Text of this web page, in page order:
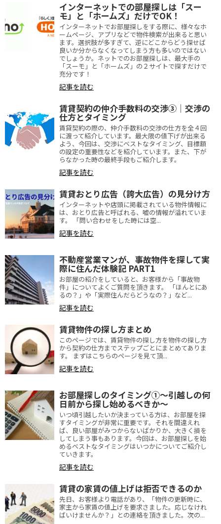
インターネットでの部屋探しは「スー
モ」と「ホームズ」だけでOK！
インターネットでお部屋探しをする際に、様々なホ
ームページ、アプリなどで物件検索が出来ると思い
ます。選択肢が多すぎて、逆にどこからどう探せば
良いか分からなくなってしまう方も多いのではない
でしょうか。ネットでのお部屋探しは、最大手の
「スーモ」と「ホームズ」の２サイトで探すだけで
充分です！
記事を読む
賃貸契約の仲介手数料の交渉③｜交渉の
仕方とタイミング
賃貸契約の際の、仲介手数料の交渉の仕方を全４回
に渡って紹介しています。最大限の値下げが出来る
よう、今回は、交渉にベストなタイミング、目標額
の設定の重要性などを紹介しています。また、下が
らなかった時の最終手段もご紹介します。
記事を読む
賃貸おとり広告（誇大広告）の見分け方
インターネットや店頭に掲載されている物件情報に
は、おとり広告と呼ばれる、嘘の情報が溢れていま
す。 「問い合わせをした時には空...
記事を読む
不動産営業マンが、事故物件を探して実
際に住んだ体験記 PART1
お部屋の紹介をしていると、お客様から「事故物
件」についてよくご質問を頂きます。 「ほんとにあ
るの？」や「実際住んだらどうなの？」など...
記事を読む
賃貸物件の探し方まとめ
このページでは、賃貸物件の探し方を物件の探し方
から契約の仕方までステップごとにまとめてありま
す。 まずはこちらのページを見て頂...
記事を読む
お部屋探しのタイミング①～引越しの何
日前から探し始めるべきか～
いつ頃引越したいか決まっている方は、お部屋を探
すタイミングが非常に重要です。それを間違えれ
ば、良い部屋がみつからないばかりか、大きく損を
してしまう事もあります。今回は、お部屋探しを始
めるベストなタイミングはいつかについてご紹介し
ていきます。
記事を読む
賃貸の家賃の値上げは拒否できるのか
先日、お客様より電話があり、「物件の更新時に、
家主から家賃の値上げを要求さました。応じなけれ
ばいけませんか？」との連絡を頂きました。次の...